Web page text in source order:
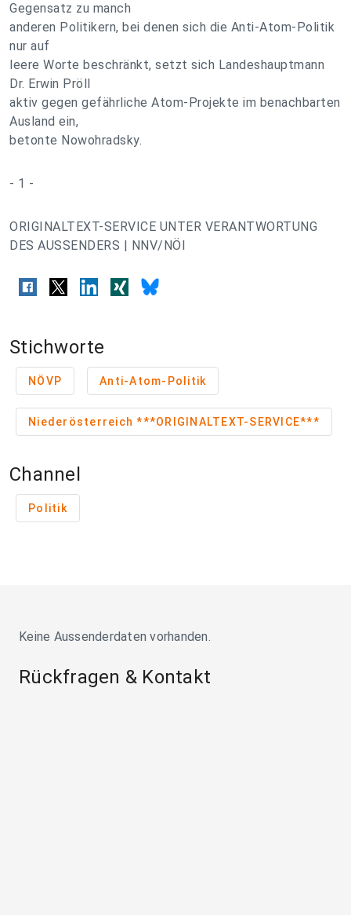
Gegensatz zu manch
anderen Politikern, bei denen sich die Anti-Atom-Politik
nur auf
leere Worte beschränkt, setzt sich Landeshauptmann
Dr. Erwin Pröll
aktiv gegen gefährliche Atom-Projekte im benachbarten
Ausland ein,
betonte Nowohradsky.
- 1 -
ORIGINALTEXT-SERVICE UNTER VERANTWORTUNG
DES AUSSENDERS | NNV/NÖI
Stichworte
NÖVP Anti-Atom-Politik
Niederösterreich ***ORIGINALTEXT-SERVICE***
Channel
Politik
Keine Aussenderdaten vorhanden.
Rückfragen & Kontakt